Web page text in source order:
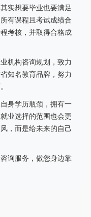
实想要毕业也要满足
有课程且考试成绩合
考核，并取得合格成
机构咨询规划，致力
知名教育品牌，努力
身学历瓶颈，拥有一
业选择的范围也会更
，而是给未来的自己
询服务，做您身边靠